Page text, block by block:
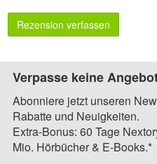
Rezension verfassen
Verpasse keine
Abonniere jetzt unseren
Rabatte und Neuigkeiten.
Extra-Bonus: 60 Tage
Mio. Hörbücher & E-Books.*